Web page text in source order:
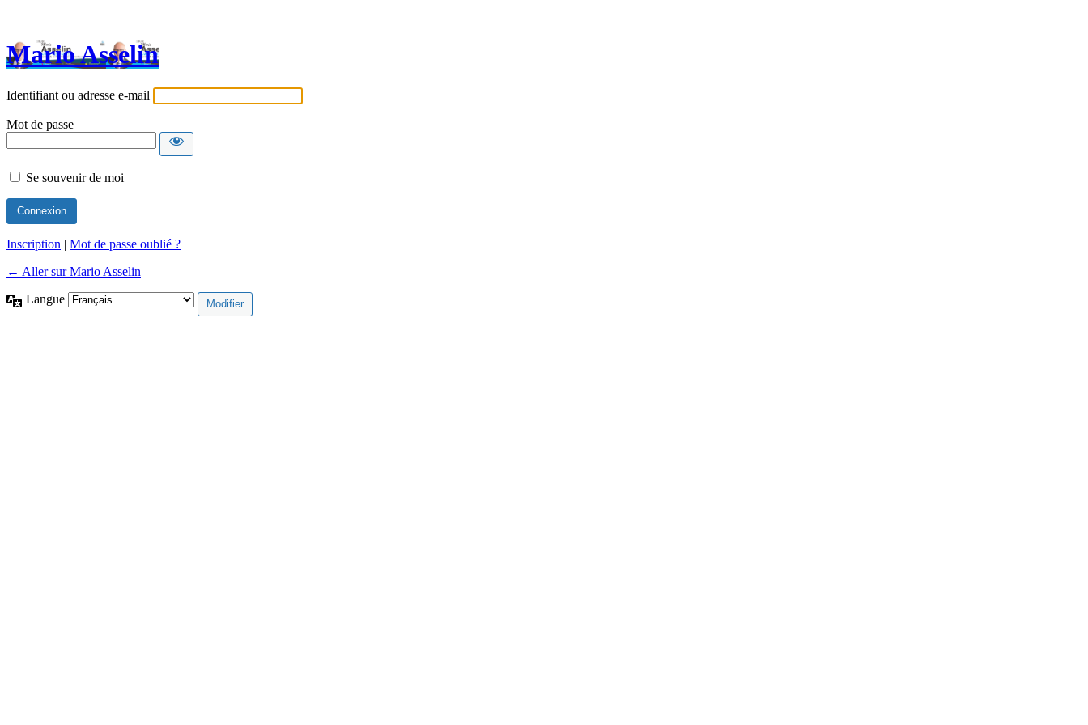
Mario Asselin
Identifiant ou adresse e-mail
Mot de passe
Se souvenir de moi
Inscription | Mot de passe oublié ?
← Aller sur Mario Asselin
Langue